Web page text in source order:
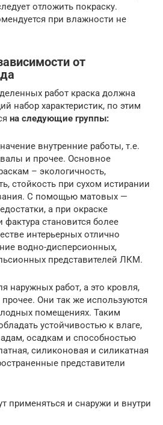
отложить покраску.
при влажности не
от
работ краска должна
набор характеристик, по этим
на следующие группы:
внутренние работы, т.е.
и прочее. Основное
– экологичность,
стойкость при сухом истирании
С помощью матовых —
а при окраске
становится более
интерьерных отлично
водно-дисперсионных,
представителей ЛКМ.
наружных работ, а это кровля,
Они так же используются
помещениях. Таким
устойчивостью к влаге,
осадкам и способностью
силиконовая и силикатная
представители
применяться и снаружи и внутри